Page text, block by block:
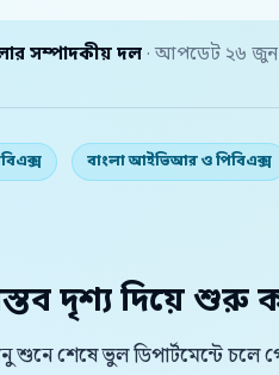
সম্পাদকীয় দল · আপডেট ২৬ জুন
বাংলা আইভিআর ও পিবিএক্স
দৃশ্য দিয়ে শুরু
শুনে শেষে ভুল ডিপার্টমেন্টে